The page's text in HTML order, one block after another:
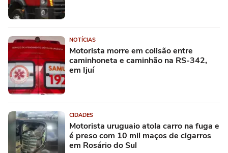
NOTÍCIAS
Motorista morre em colisão entre
caminhoneta e caminhão na RS-342,
em Ijuí
CIDADES
Motorista uruguaio atola carro na fuga e
é preso com 10 mil maços de cigarros
em Rosário do Sul